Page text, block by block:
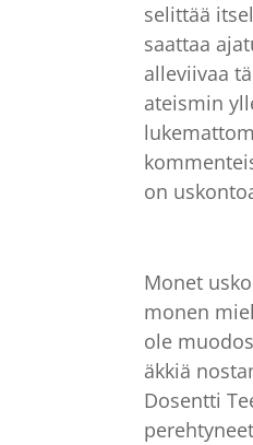
selittää
saattaa
alleviivaa
ateismin
on
Monet
monen
ole
äkkiä
Dosentti